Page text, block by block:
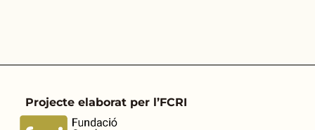
Projecte elaborat per l’FCRI